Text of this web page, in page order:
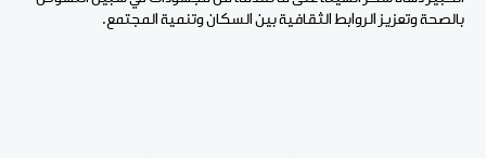
بالصحة وتعزيز الروابط الثقافية بين السكان وتنمية المجتمع.